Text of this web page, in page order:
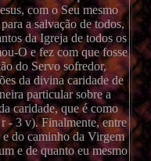
com o Seu mesmo
a salvação de todos,
da Igreja de todos os
O e fez com que fosse
do Servo sofredor,
da divina caridade de
particular sobre a
caridade, que é como
- 3 v). Finalmente, entre
e do caminho da Virgem
e de quanto eu mesmo